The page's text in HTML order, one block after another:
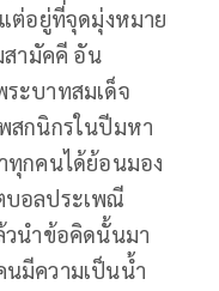
ต่อยู่ที่จุดมุ่งหมาย
สามัคคี อัน
ะบาทสมเด็จ
สกนิกรในปีมหา
กคนได้ย้อนมอง
อลประเพณี
วนำข้อคิดนั้นมา
มีความเป็นน้ำ